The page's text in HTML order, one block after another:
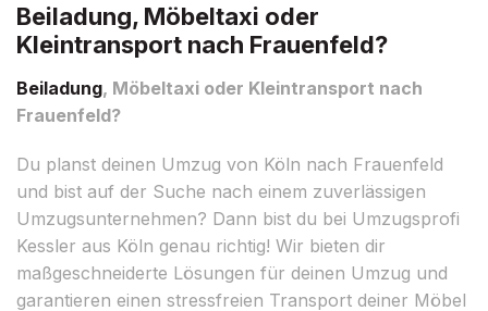
Beiladung, Möbeltaxi oder
Kleintransport nach Frauenfeld?
Beiladung, Möbeltaxi oder Kleintransport nach
Frauenfeld?
Du planst deinen Umzug von Köln nach Frauenfeld
und bist auf der Suche nach einem zuverlässigen
Umzugsunternehmen? Dann bist du bei Umzugsprofi
Kessler aus Köln genau richtig! Wir bieten dir
maßgeschneiderte Lösungen für deinen Umzug und
garantieren einen stressfreien Transport deiner Möbel